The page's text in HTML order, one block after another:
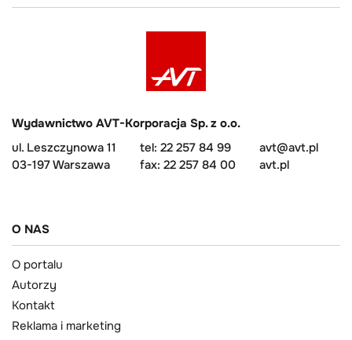
Wydawnictwo AVT-Korporacja Sp. z o.o.
ul. Leszczynowa 11
03-197 Warszawa
tel: 22 257 84 99
fax: 22 257 84 00
avt@avt.pl
avt.pl
O NAS
O portalu
Autorzy
Kontakt
Reklama i marketing